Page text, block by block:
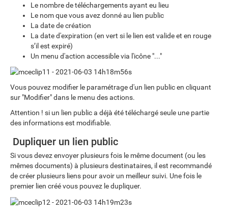
Le nombre de téléchargements ayant eu lieu
Le nom que vous avez donné au lien public
La date de création
La date d'expiration (en vert si le lien est valide et en rouge
s’il est expiré)
Un menu d'action accessible via l'icône "..."
Vous pouvez modifier le paramétrage d'un lien public en cliquant
sur "Modifier" dans le menu des actions.
Attention ! si un lien public a déjà été téléchargé seule une partie
des informations est modifiable.
Dupliquer un lien public
Si vous devez envoyer plusieurs fois le même document (ou les
mêmes documents) à plusieurs destinataires, il est recommandé
de créer plusieurs liens pour avoir un meilleur suivi. Une fois le
premier lien créé vous pouvez le dupliquer.